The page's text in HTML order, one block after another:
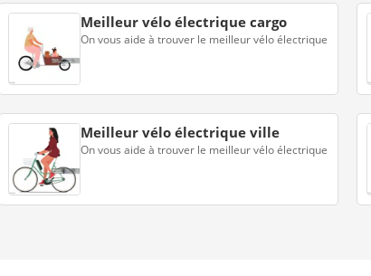
Meilleur vélo électrique cargo
On vous aide à trouver le meilleur vélo électrique
Meilleur vélo électrique ville
On vous aide à trouver le meilleur vélo électrique